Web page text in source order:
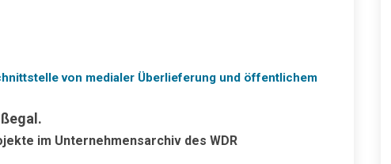
von medialer Überlieferung und öffentlichem
im Unternehmensarchiv des WDR